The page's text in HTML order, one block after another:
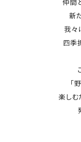
仲間
新
我々
四季
「
楽しむ